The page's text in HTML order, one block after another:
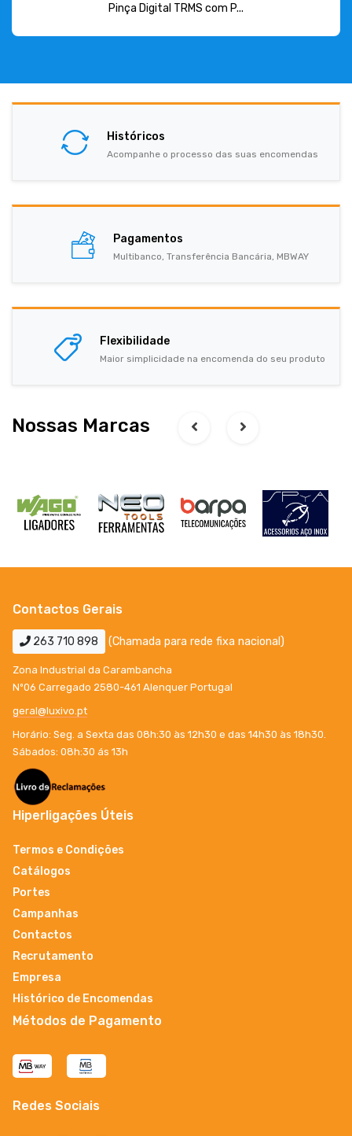
Pinça Digital TRMS com P...
Históricos
Acompanhe o processo das suas encomendas
Pagamentos
Multibanco, Transferência Bancária, MBWAY
Flexibilidade
Maior simplicidade na encomenda do seu produto
Nossas Marcas
Contactos Gerais
263 710 898 (Chamada para rede fixa nacional)
Zona Industrial da Carambancha
Nº06 Carregado 2580-461 Alenquer Portugal
geral@luxivo.pt
Horário: Seg. a Sexta das 08h:30 às 12h30 e das 14h30 às 18h30.
Sábados: 08h:30 ás 13h
Hiperligações Úteis
Termos e Condições
Catálogos
Portes
Campanhas
Contactos
Recrutamento
Empresa
Histórico de Encomendas
Métodos de Pagamento
Redes Sociais